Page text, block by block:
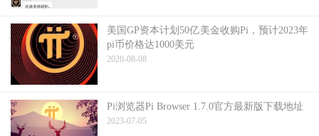
美国GP资本计划50亿美金收购Pi，预计2023年
pi币价格达1000美元
2020-08-08
Pi浏览器Pi Browser 1.7.0官方最新版下载地址
2023-07-05